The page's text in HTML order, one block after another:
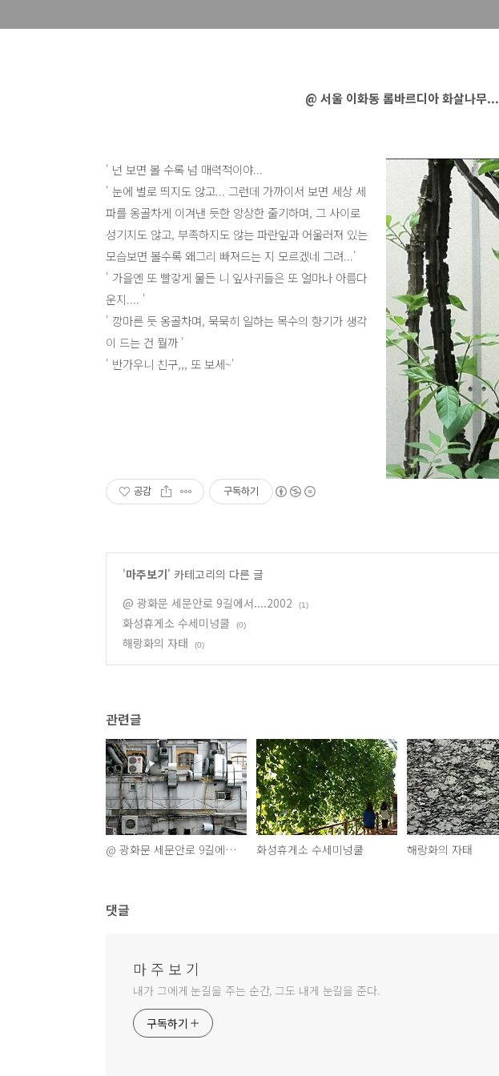
@ 서울 이화동 롬바르디아 화살나무...
' 넌 보면 볼 수록 넘 매력적이야...
' 눈에 별로 띄지도 않고... 그런데 가까이서 보면 세상 세
파를 옹골차게 이겨낸 듯한 앙상한 줄기하며, 그 사이로
성기지도 않고, 부족하지도 않는 파란잎과 어울러져 있는
모습보면 볼수록 왜그리 빠져드는 지 모르겠네 그려...'
' 가을엔 또 빨갛게 물든 니 잎사귀들은 또 얼마나 아름다
운지.... '
' 깡마른 듯 옹골차며, 묵묵히 일하는 목수의 향기가 생각
이 드는 건 뭘까 '
' 반가우니 친구,,, 또 보세~'
공감 구독하기
'마주보기' 카테고리의 다른 글
@ 광화문 세문안로 9길에서....2002
(1)
화성휴게소 수세미넝쿨 (0)
해랑화의 자태 (0)
관련글
@ 광화문 세문안로 9길에서....2002 화성휴게소 수세미넝쿨 해랑화의 자태
댓글
마 주 보 기
내가 그에게 눈길을 주는 순간, 그도 내게 눈길을 준다.
구독하기